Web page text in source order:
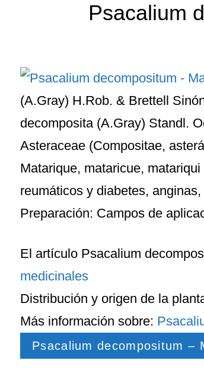
Psacalium
(A.Gray) H.Rob. & Brettell
decomposita (A.Gray) Standl.
Asteraceae (Compositae,
Matarique, mataricue,
reumáticos y diabetes,
Preparación: Campos de
El artículo Psacalium
medicinales
Distribución y origen de la
Más información sobre:
Psacalium decompositum –